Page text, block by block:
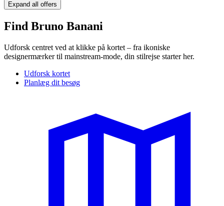
Expand all offers
Find Bruno Banani
Udforsk centret ved at klikke på kortet – fra ikoniske
designermærker til mainstream-mode, din stilrejse starter her.
Udforsk kortet
Planlæg dit besøg